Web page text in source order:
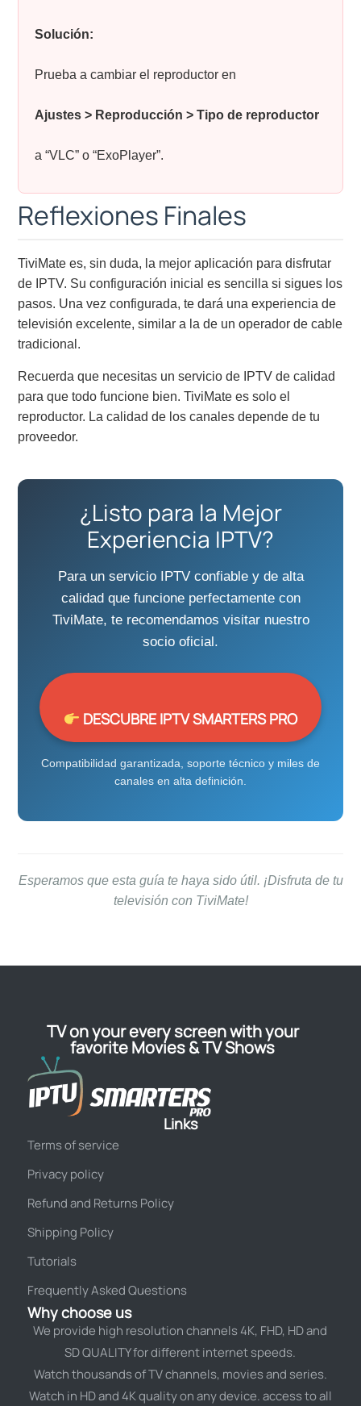
Solución:
Prueba a cambiar el reproductor en
Ajustes > Reproducción > Tipo de reproductor
a “VLC” o “ExoPlayer”.
Reflexiones Finales
TiviMate es, sin duda, la mejor aplicación para disfrutar
de IPTV. Su configuración inicial es sencilla si sigues los
pasos. Una vez configurada, te dará una experiencia de
televisión excelente, similar a la de un operador de cable
tradicional.
Recuerda que necesitas un servicio de IPTV de calidad
para que todo funcione bien. TiviMate es solo el
reproductor. La calidad de los canales depende de tu
proveedor.
¿Listo para la Mejor
Experiencia IPTV?
Para un servicio IPTV confiable y de alta
calidad que funcione perfectamente con
TiviMate, te recomendamos visitar nuestro
socio oficial.
DESCUBRE IPTV SMARTERS PRO
Compatibilidad garantizada, soporte técnico y miles de
canales en alta definición.
Esperamos que esta guía te haya sido útil. ¡Disfruta de tu
televisión con TiviMate!
TV on your every screen with your
favorite Movies & TV Shows
Links
Terms of service
Privacy policy
Refund and Returns Policy
Shipping Policy
Tutorials
Frequently Asked Questions
Why choose us
We provide high resolution channels 4K, FHD, HD and
SD QUALITY for different internet speeds.
Watch thousands of TV channels, movies and series.
Watch in HD and 4K quality on any device. access to all